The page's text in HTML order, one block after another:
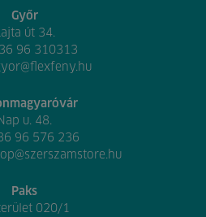
Győr
Lajta út 34.
96 310313
u. 48.
96 576 236
Paks
020/1